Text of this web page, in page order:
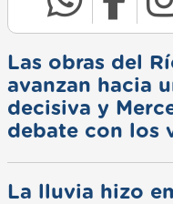
Las obras del
avanzan hacia
decisiva y
debate con los
La lluvia hizo